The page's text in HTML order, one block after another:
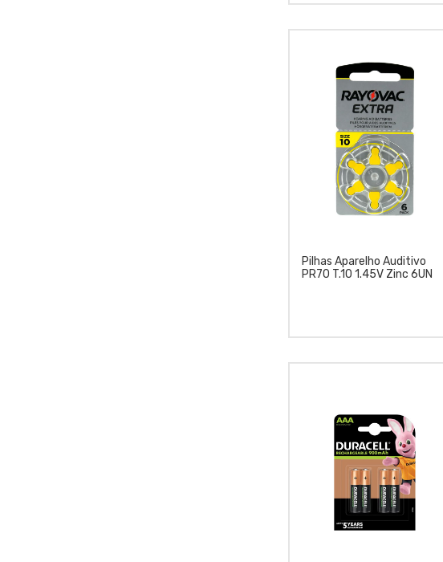
Pilhas Aparelho Auditivo
PR70 T.10 1.45V Zinc 6UN